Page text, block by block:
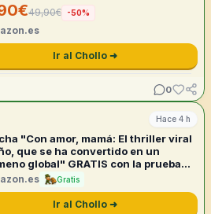
€49,90€ -50%
Ir al Chollo ➜
0
Hace 4 h
"Con amor, mamá: El thriller viral
que se ha convertido en un
global" GRATIS con la prueba
Gratis
Ir al Chollo ➜